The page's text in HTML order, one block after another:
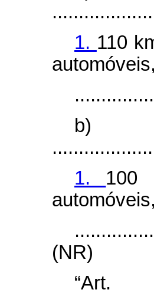
1. 110
b)
1. 100
(NR)